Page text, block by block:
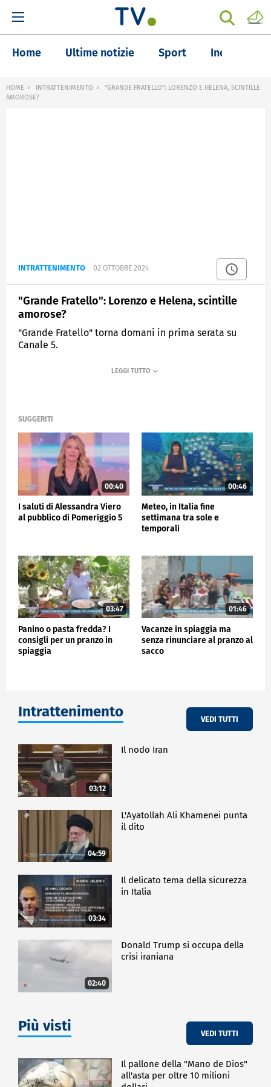
Home Ultime notizie Sport Inchieste
HOME INTRATTENIMENTO
"GRANDE FRATELLO": LORENZO E HELENA, SCINTILLE
AMOROSE?
INTRATTENIMENTO 02 OTTOBRE 2024
"Grande Fratello": Lorenzo e Helena, scintille
amorose?
"Grande Fratello" torna domani in prima serata su
Canale 5.
POMERIGGIO CINQUE
SUGGERITI
00:40
I saluti di Alessandra Viero
al pubblico di Pomeriggio 5
00:46
Meteo, in Italia fine
settimana tra sole e
temporali
03:47
Panino o pasta fredda? I
consigli per un pranzo in
spiaggia
01:46
Vacanze in spiaggia ma
senza rinunciare al pranzo al
sacco
Intrattenimento VEDI TUTTI
03:12
Il nodo Iran
04:59
L'Ayatollah Ali Khamenei punta
il dito
03:34
Il delicato tema della sicurezza
in Italia
02:40
Donald Trump si occupa della
crisi iraniana
Più visti VEDI TUTTI
Il pallone della "Mano de Dios"
all'asta per oltre 10 milioni